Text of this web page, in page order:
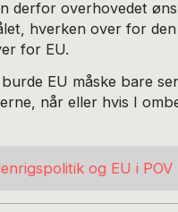
derfor overhovedet
hverken over for
for EU.
EU måske bare
når eller hvis I
og EU i POV